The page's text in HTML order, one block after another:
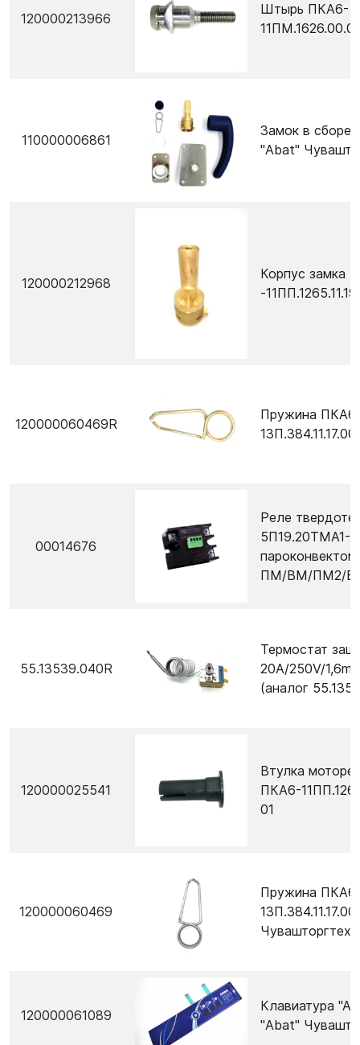
120000213966
Штырь ПКА6-
110000006861
Замок в
"Abat"
120000212968
Корпус замка
-
120000060469R
Пружина
00014676
Реле
5П19.20ТМА1-
ПМ/ВМ/ПМ2/
55.13539.040R
Термостат
20А/250V/1,6m/
(аналог
120000025541
Втулка
ПКА6-
01
120000060469
Пружина
120000061089
Клавиатура
"Abat"